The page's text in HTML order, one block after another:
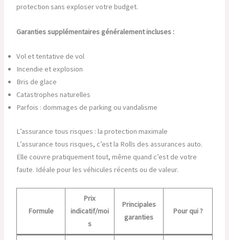
protection sans exploser votre budget.
Garanties supplémentaires généralement incluses :
Vol et tentative de vol
Incendie et explosion
Bris de glace
Catastrophes naturelles
Parfois : dommages de parking ou vandalisme
L’assurance tous risques : la protection maximale
L’assurance tous risques, c’est la Rolls des assurances auto.
Elle couvre pratiquement tout, même quand c’est de votre
faute. Idéale pour les véhicules récents ou de valeur.
Formule
Prix
indicatif/moi
s
Principales
garanties
Pour qui ?